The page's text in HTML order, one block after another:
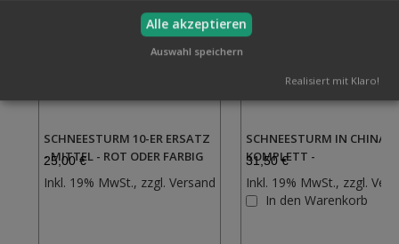
SCHNEESTURM 10-ER ERSATZ
- MITTEL - ROT ODER FARBIG
25,00 €
Inkl. 19% MwSt., zzgl. VersandZur
Wunschliste
SCHNEESTURM IN CHINA -
KOMPLETT -
31,50 €
Inkl. 19% MwSt., zzgl.
In den Warenkorb
Alle akzeptieren
Auswahl speichern
Realisiert mit Klaro!